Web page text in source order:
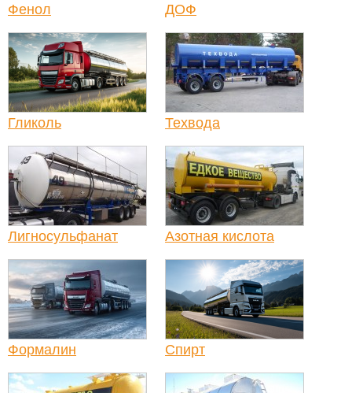
Фенол ДОФ
Гликоль Техвода
Лигносульфанат Азотная кислота
Формалин Спирт